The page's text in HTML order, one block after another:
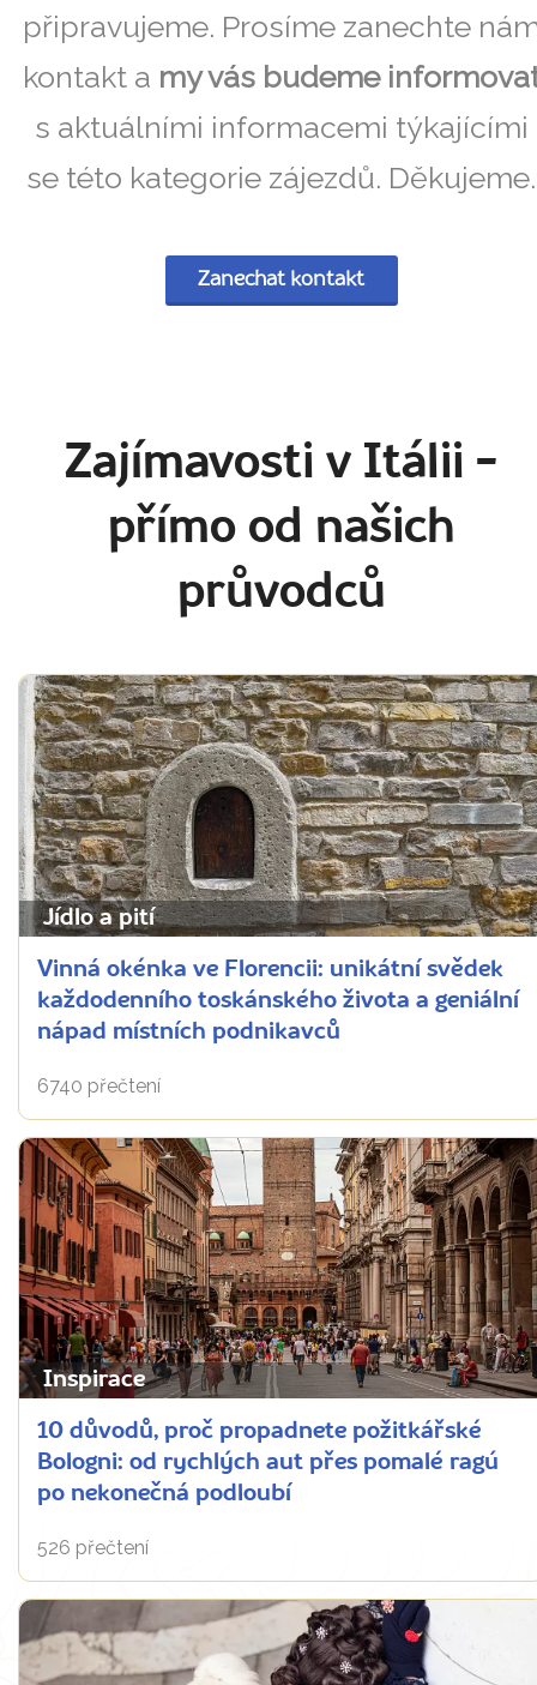
připravujeme. Prosíme zanechte
kontakt a my vás budeme
s aktuálními informacemi týkajícími
se této kategorie zájezdů. Děkujeme.
Zanechat kontakt
Zajímavosti v Itálii -
přímo od našich
průvodců
Jídlo a pití
Vinná okénka ve Florencii: unikátní svědek
každodenního toskánského života a geniální
nápad místních podnikavců
6740 přečtení
Inspirace
10 důvodů, proč propadnete požitkářské
Bologni: od rychlých aut přes pomalé ragú
po nekonečná podloubí
526 přečtení